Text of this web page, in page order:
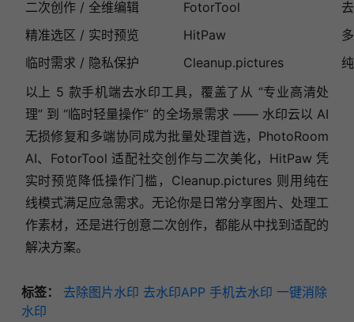
二次创作 / 全维编辑
FotorTool
精准选区 / 实时预览
HitPaw
临时需求 / 隐私保护
Cleanup.pictures
以上 5 款手机端去水印工具，覆盖了从 “专业高清处
理” 到 “临时轻量操作” 的全场景需求 —— 水印云以 AI
无损修复和多端协同成为批量处理首选，PhotoRoom
AI、FotorTool 适配社交创作与二次美化，HitPaw 凭
实时预览降低操作门槛，Cleanup.pictures 则用纯在
线模式满足应急需求。无论你是日常分享图片、处理工
作素材，还是进行创意二次创作，都能从中找到适配的
解决方案。
标签： 去除图片水印 去水印APP 手机去水印 一键消除
水印